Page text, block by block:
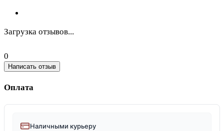
Загрузка отзывов...
0
Написать отзыв
Оплата
Наличными курьеру